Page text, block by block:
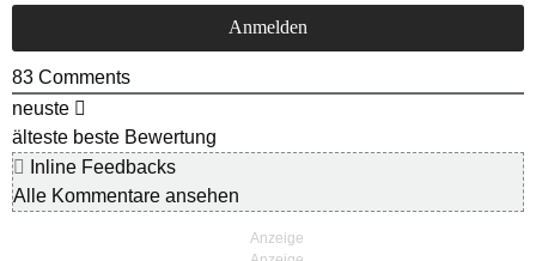
83 Comments
neuste
älteste beste Bewertung
Inline Feedbacks
Alle Kommentare ansehen